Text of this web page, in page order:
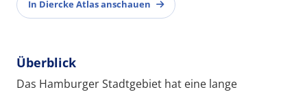
In Diercke Atlas anschauen
Überblick
Das Hamburger Stadtgebiet hat eine lange